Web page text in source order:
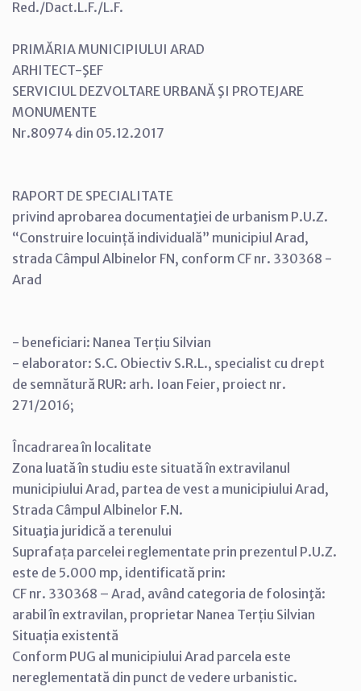
Red./Dact.L.F./L.F.
PRIMĂRIA MUNICIPIULUI ARAD
ARHITECT-ŞEF
SERVICIUL DEZVOLTARE URBANĂ ŞI PROTEJARE
MONUMENTE
Nr.80974 din 05.12.2017
RAPORT DE SPECIALITATE
privind aprobarea documentaţiei de urbanism P.U.Z.
“Construire locuință individuală” municipiul Arad,
strada Câmpul Albinelor FN, conform CF nr. 330368 -
Arad
- beneficiari: Nanea Terțiu Silvian
- elaborator: S.C. Obiectiv S.R.L., specialist cu drept
de semnătură RUR: arh. Ioan Feier, proiect nr.
271/2016;
Încadrarea în localitate
Zona luată în studiu este situată în extravilanul
municipiului Arad, partea de vest a municipiului Arad,
Strada Câmpul Albinelor F.N.
Situaţia juridică a terenului
Suprafața parcelei reglementate prin prezentul P.U.Z.
este de 5.000 mp, identificată prin:
CF nr. 330368 – Arad, având categoria de folosinţă:
arabil în extravilan, proprietar Nanea Terțiu Silvian
Situația existentă
Conform PUG al municipiului Arad parcela este
nereglementată din punct de vedere urbanistic.